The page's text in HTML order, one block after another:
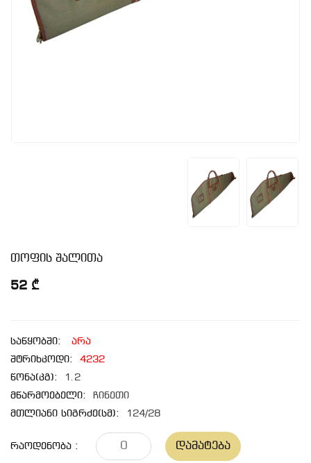
თოფის შალითა
52 ₾
საწყობში:
არა
შტრიხკოდი:
4232
წონა(კგ):
1.2
მწარმოებელი:
ჩინეთი
მთლიანი სიგრძე(სმ):
124/28
Რაოდენობა : Დამატება